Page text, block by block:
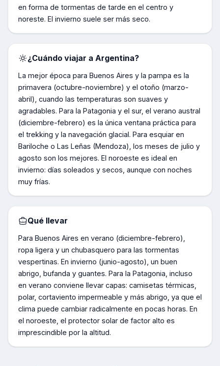
en forma de tormentas de tarde en el centro y
noreste. El invierno suele ser más seco.
¿Cuándo viajar aArgentina?
La mejor época para Buenos Aires y la pampa es la
primavera (octubre-noviembre) y el otoño (marzo-
abril), cuando las temperaturas son suaves y
agradables. Para la Patagonia y el sur, el verano austral
(diciembre-febrero) es la única ventana práctica para
el trekking y la navegación glacial. Para esquiar en
Bariloche o Las Leñas (Mendoza), los meses de julio y
agosto son los mejores. El noroeste es ideal en
invierno: días soleados y secos, aunque con noches
muy frías.
Qué llevar
Para Buenos Aires en verano (diciembre-febrero),
ropa ligera y un chubasquero para las tormentas
vespertinas. En invierno (junio-agosto), un buen
abrigo, bufanda y guantes. Para la Patagonia, incluso
en verano conviene llevar capas: camisetas térmicas,
polar, cortaviento impermeable y más abrigo, ya que el
clima puede cambiar radicalmente en pocas horas. En
el noroeste, el protector solar de factor alto es
imprescindible por la altitud.